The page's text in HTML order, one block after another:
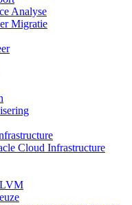
Analyse
Migratie
Cloud Infrastructure